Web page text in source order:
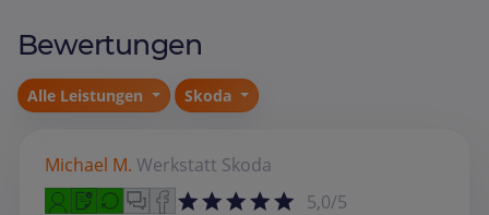
Bewertungen
Alle Leistungen Skoda
Michael M. Werkstatt Skoda
5,0/5